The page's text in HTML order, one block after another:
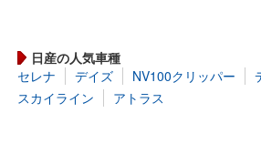
日産の人気車種
セレナ
デイズ NV100クリッパー
スカイライン
アトラス